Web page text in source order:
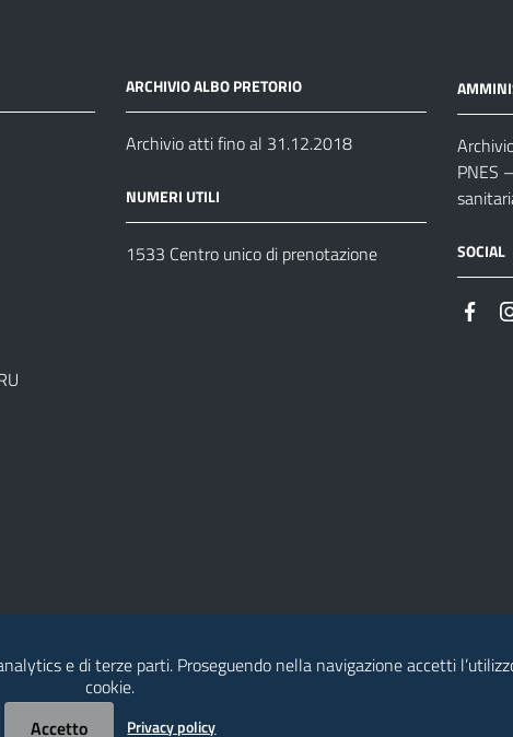
ARCHIVIO ALBO PRETORIO
Archivio atti fino al 31.12.2018
NUMERI UTILI
1533 Centro unico di prenotazione
PNES
SOCIAL
e di terze parti. Proseguendo nella navigazione accetti
cookie.
Accetto
Privacy policy